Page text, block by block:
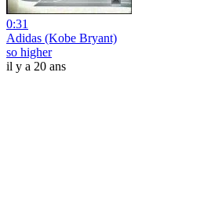
0:31
Adidas (Kobe Bryant)
so higher
il y a 20 ans